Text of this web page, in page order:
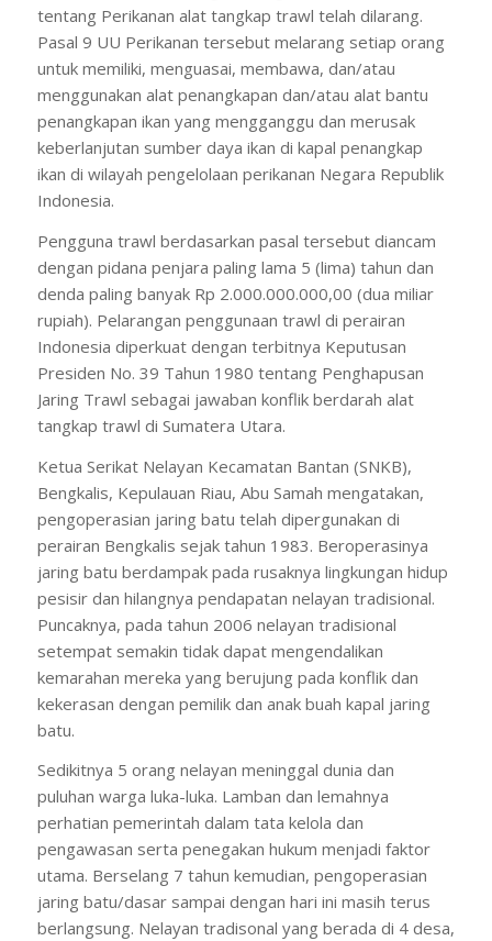
tentang Perikanan alat tangkap trawl telah dilarang.
Pasal 9 UU Perikanan tersebut melarang setiap orang
untuk memiliki, menguasai, membawa, dan/atau
menggunakan alat penangkapan dan/atau alat bantu
penangkapan ikan yang mengganggu dan merusak
keberlanjutan sumber daya ikan di kapal penangkap
ikan di wilayah pengelolaan perikanan Negara Republik
Indonesia.
Pengguna trawl berdasarkan pasal tersebut diancam
dengan pidana penjara paling lama 5 (lima) tahun dan
denda paling banyak Rp 2.000.000.000,00 (dua miliar
rupiah). Pelarangan penggunaan trawl di perairan
Indonesia diperkuat dengan terbitnya Keputusan
Presiden No. 39 Tahun 1980 tentang Penghapusan
Jaring Trawl sebagai jawaban konflik berdarah alat
tangkap trawl di Sumatera Utara.
Ketua Serikat Nelayan Kecamatan Bantan (SNKB),
Bengkalis, Kepulauan Riau, Abu Samah mengatakan,
pengoperasian jaring batu telah dipergunakan di
perairan Bengkalis sejak tahun 1983. Beroperasinya
jaring batu berdampak pada rusaknya lingkungan hidup
pesisir dan hilangnya pendapatan nelayan tradisional.
Puncaknya, pada tahun 2006 nelayan tradisional
setempat semakin tidak dapat mengendalikan
kemarahan mereka yang berujung pada konflik dan
kekerasan dengan pemilik dan anak buah kapal jaring
batu.
Sedikitnya 5 orang nelayan meninggal dunia dan
puluhan warga luka-luka. Lamban dan lemahnya
perhatian pemerintah dalam tata kelola dan
pengawasan serta penegakan hukum menjadi faktor
utama. Berselang 7 tahun kemudian, pengoperasian
jaring batu/dasar sampai dengan hari ini masih terus
berlangsung. Nelayan tradisonal yang berada di 4 desa,